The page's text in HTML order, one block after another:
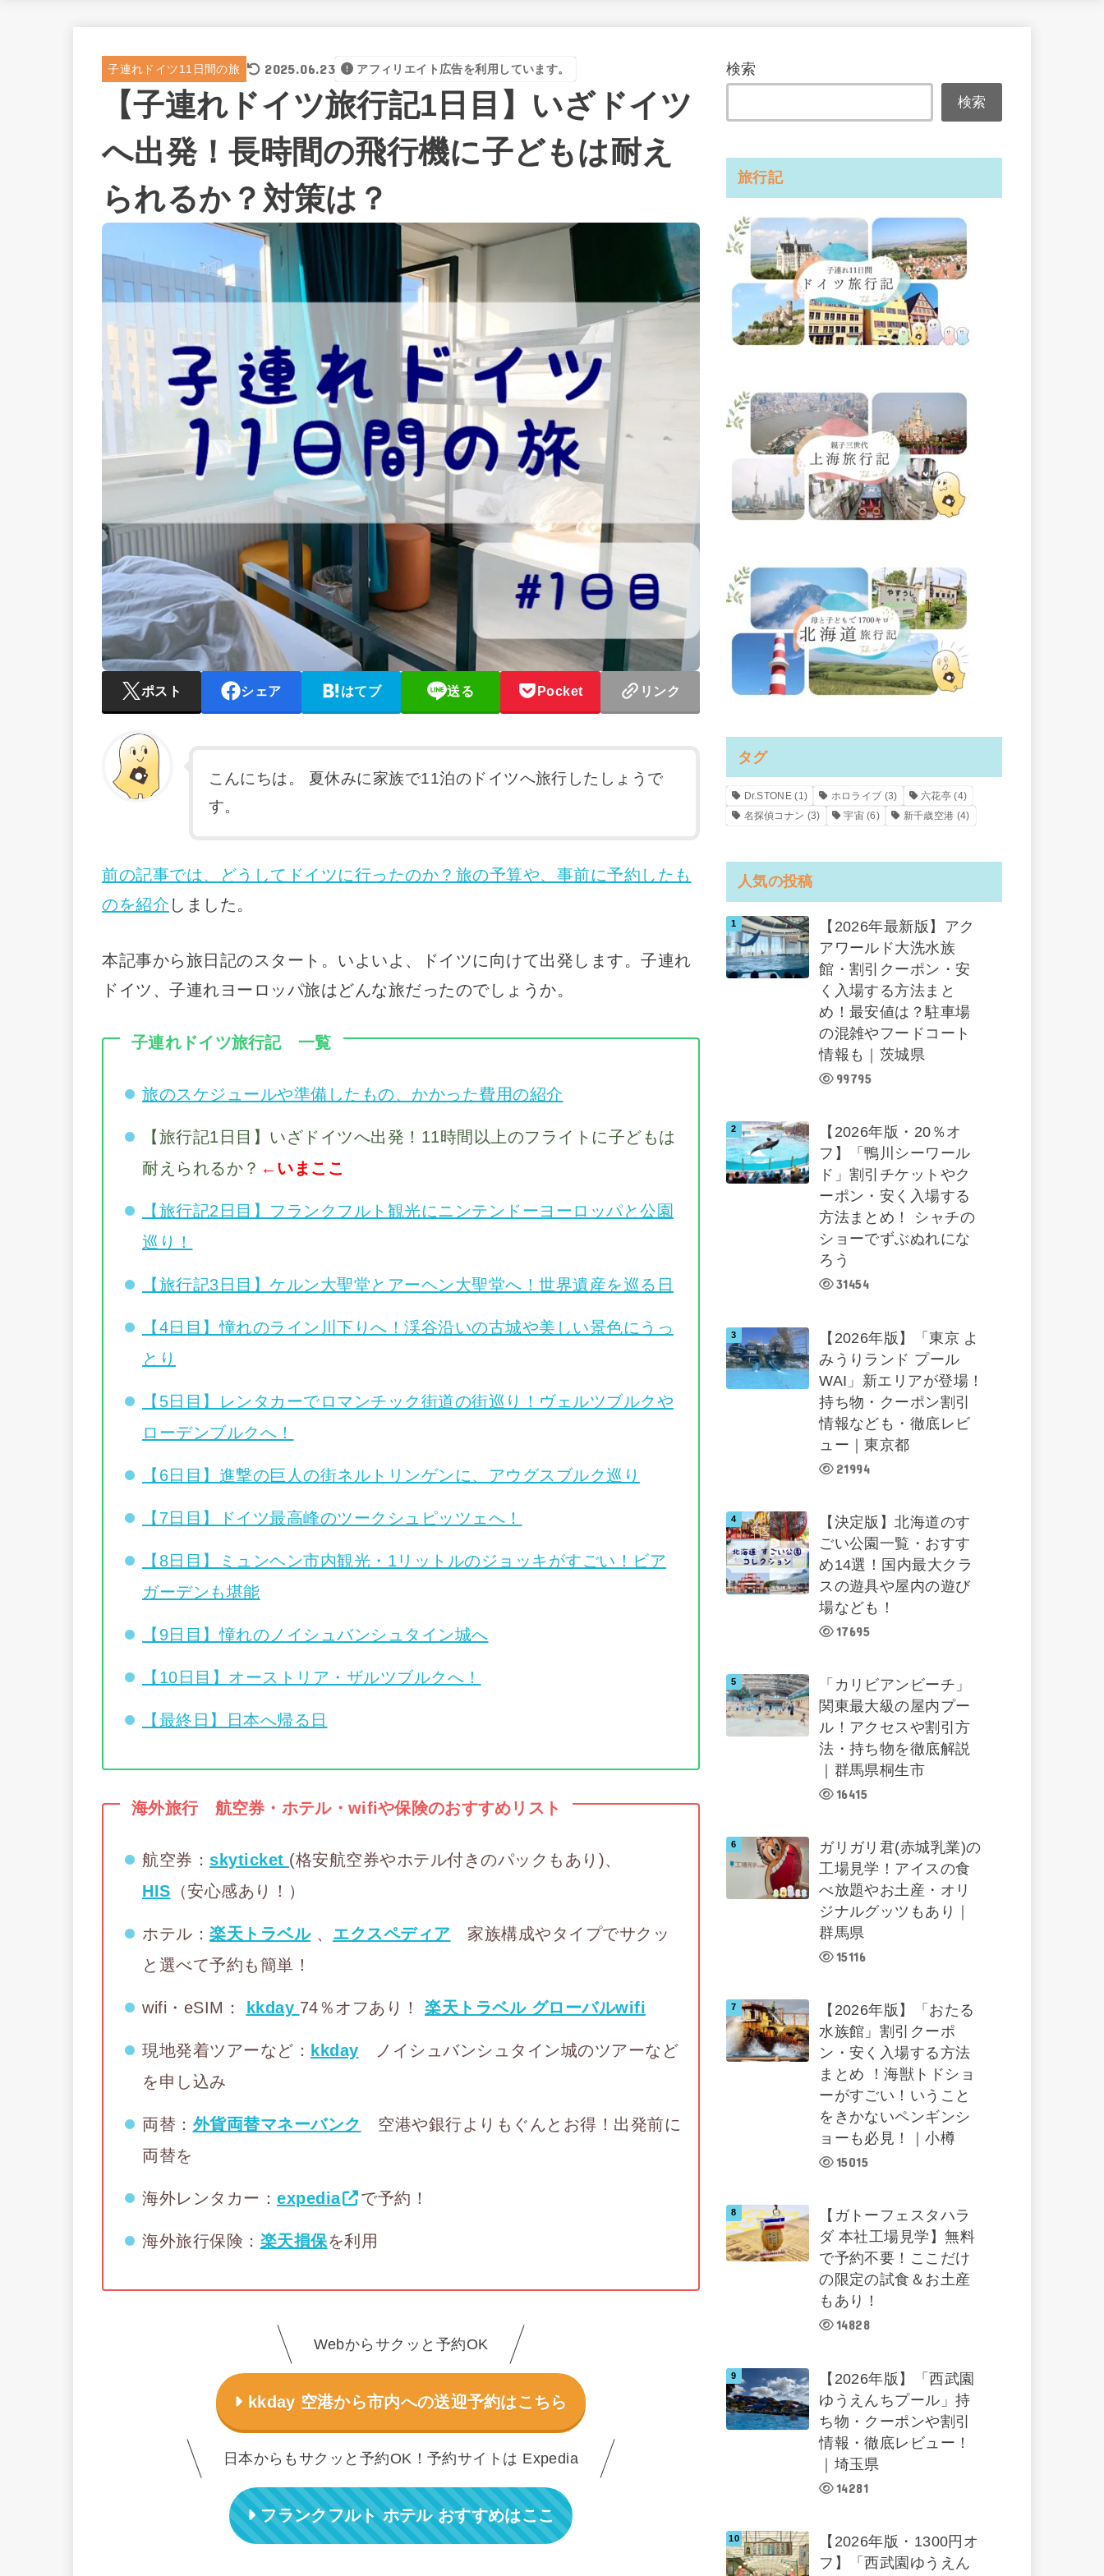
子連れドイツ11日間の旅 2025.06.23 アフィリエイト広告を利用しています。
【子連れドイツ旅行記1日目】いざドイツ
へ出発！長時間の飛行機に子どもは耐え
られるか？対策は？
ポスト シェア はてブ 送る Pocket リンク
こんにちは。 夏休みに家族で11泊のドイツへ旅行したしょうで
す。
前の記事では、どうしてドイツに行ったのか？旅の予算や、事前に予約したも
のを紹介 しました。
本記事から旅日記のスタート。いよいよ、ドイツに向けて出発します。子連れ
ドイツ、子連れヨーロッパ旅はどんな旅だったのでしょうか。
子連れドイツ旅行記 一覧
旅のスケジュールや準備したもの、かかった費用の紹介
【旅行記1日目】いざドイツへ出発！11時間以上のフライトに子どもは
耐えられるか？ ←いまここ
【旅行記2日目】フランクフルト観光にニンテンドーヨーロッパと公園
巡り！
【旅行記3日目】ケルン大聖堂とアーヘン大聖堂へ！世界遺産を巡る日
【4日目】憧れのライン川下りへ！渓谷沿いの古城や美しい景色にうっ
とり
【5日目】レンタカーでロマンチック街道の街巡り！ヴェルツブルクや
ローデンブルクへ！
【6日目】進撃の巨人の街ネルトリンゲンに、アウグスブルク巡り
【7日目】ドイツ最高峰のツークシュピッツェへ！
【8日目】ミュンヘン市内観光・1リットルのジョッキがすごい！ビア
ガーデンも堪能
【9日目】憧れのノイシュバンシュタイン城へ
【10日目】オーストリア・ザルツブルクへ！
【最終日】日本へ帰る日
海外旅行 航空券・ホテル・wifiや保険のおすすめリスト
航空券： skyticket (格安航空券やホテル付きのパックもあり)、
HIS （安心感あり！）
ホテル： 楽天トラベル、 エクスペディア 家族構成やタイプでサクッ
と選べて予約も簡単！
wifi・eSIM： kkday 74％オフあり！ 楽天トラベル グローバルwifi
現地発着ツアーなど： kkday ノイシュバンシュタイン城のツアーなど
を申し込み
両替： 外貨両替マネーバンク
空港や銀行よりもぐんとお得！出発前に
両替を
海外レンタカー： expedia で予約！
海外旅行保険： 楽天損保を利用
Webからサクッと予約OK
kkday 空港から市内への送迎予約はこちら
日本からもサクッと予約OK！予約サイトは Expedia
フランクフルト ホテル おすすめはここ
検索
検索
旅行記
タグ
Dr.STONE(1) ホロライブ (3) 六花亭 (4)
名探偵コナン (3) 宇宙(6) 新千歳空港 (4)
人気の投稿
【2026年最新版】アク
アワールド大洗水族
館・割引クーポン・安
く入場する方法まと
め！最安値は？駐車場
の混雑やフードコート
情報も｜茨城県
99795
【2026年版・20％オ
フ】「鴨川シーワール
ド」割引チケットやク
ーポン・安く入場する
方法まとめ！ シャチの
ショーでずぶぬれにな
ろう
31454
【2026年版】「東京 よ
みうりランド プール
WAI」新エリアが登場！
持ち物・クーポン割引
情報なども・徹底レビ
ュー｜東京都
21994
【決定版】北海道のす
ごい公園一覧・おすす
め14選！国内最大クラ
スの遊具や屋内の遊び
場なども！
17695
「カリビアンビーチ」
関東最大級の屋内プー
ル！アクセスや割引方
法・持ち物を徹底解説
｜群馬県桐生市
16415
ガリガリ君(赤城乳業)の
工場見学！アイスの食
べ放題やお土産・オリ
ジナルグッツもあり｜
群馬県
15116
【2026年版】「おたる
水族館」割引クーポ
ン・安く入場する方法
まとめ ！海獣トドショ
ーがすごい！いうこと
をきかないペンギンシ
ョーも必見！｜小樽
15015
【ガトーフェスタハラ
ダ 本社工場見学】無料
で予約不要！ここだけ
の限定の試食＆お土産
もあり！
14828
【2026年版】「西武園
ゆうえんちプール」持
ち物・クーポンや割引
情報・徹底レビュー！
｜埼玉県
14281
【2026年版・1300円オ
フ】「西武園ゆうえん